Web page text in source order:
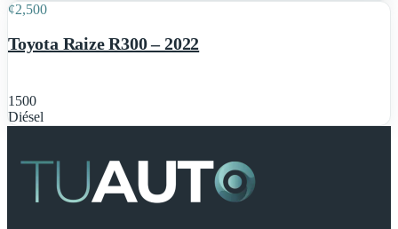
¢2,500
Toyota Raize R300 – 2022
1500
Diésel